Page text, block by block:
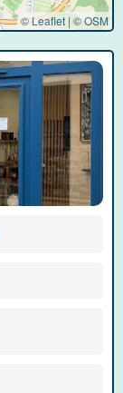
© Leaflet | ©OSM